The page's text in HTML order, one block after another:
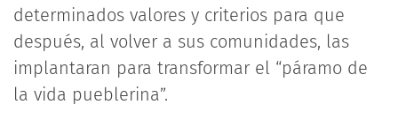
determinados valores y criterios para que
después, al volver a sus comunidades, las
implantaran para transformar el “páramo de
la vida pueblerina”.